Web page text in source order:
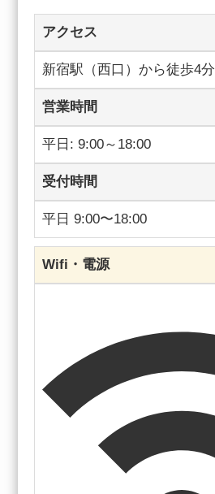
アクセス
新宿駅（西口）から徒歩4分
営業時間
平日: 9:00～18:00
受付時間
平日 9:00〜18:00
Wifi・電源